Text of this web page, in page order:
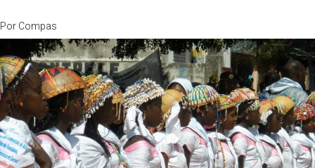
Por Compas